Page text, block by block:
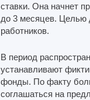
ставки. Она начнет
до 3 месяцев. Целью
работников.
В период
устанавливают
фонды. По факту
соглашаться на